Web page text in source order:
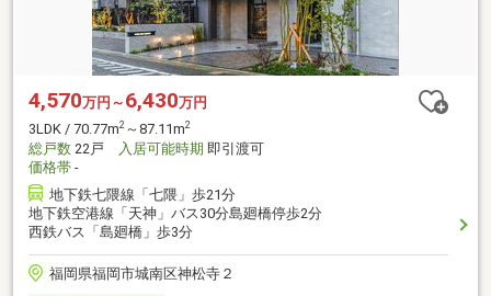
4,570万円～ 6,430万円
3LDK / 70.77m2 ～87.11m2
総戸数 22戸 入居可能時期 即引渡可
価格帯 -
地下鉄七隈線「七隈」歩21分
地下鉄空港線「天神」バス30分島廻橋停歩2分
西鉄バス「島廻橋」歩3分
福岡県福岡市城南区神松寺２